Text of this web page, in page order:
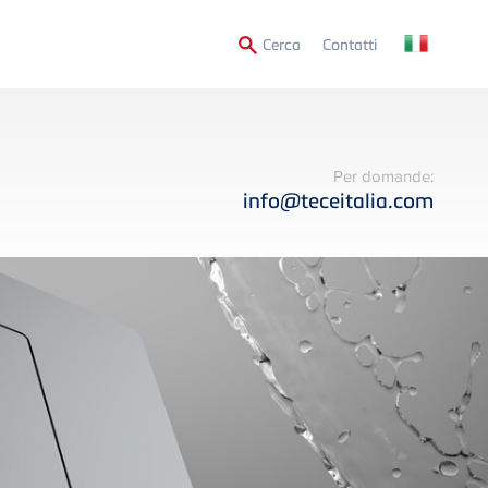
Cerca Secondary
Contatti
Per domande:
info@teceitalia.com